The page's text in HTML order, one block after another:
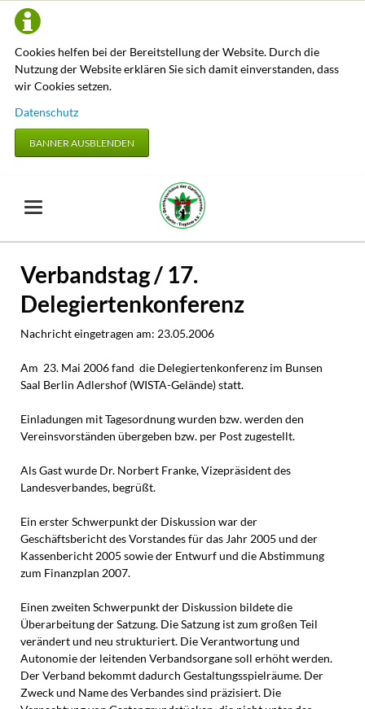
Cookies helfen bei der Bereitstellung der Website. Durch die
Nutzung der Website erklären Sie sich damit einverstanden, dass
wir Cookies setzen.
Datenschutz
BANNER AUSBLENDEN
Verbandstag / 17.
Delegiertenkonferenz
Nachricht eingetragen am: 23.05.2006
Am 23. Mai 2006 fand die Delegiertenkonferenz im Bunsen
Saal Berlin Adlershof (WISTA-Gelände) statt.
Einladungen mit Tagesordnung wurden bzw. werden den
Vereinsvorständen übergeben bzw. per Post zugestellt.
Als Gast wurde Dr. Norbert Franke, Vizepräsident des
Landesverbandes, begrüßt.
Ein erster Schwerpunkt der Diskussion war der
Geschäftsbericht des Vorstandes für das Jahr 2005 und der
Kassenbericht 2005 sowie der Entwurf und die Abstimmung
zum Finanzplan 2007.
Einen zweiten Schwerpunkt der Diskussion bildete die
Überarbeitung der Satzung. Die Satzung ist zum großen Teil
verändert und neu strukturiert. Die Verantwortung und
Autonomie der leitenden Verbandsorgane soll erhöht werden.
Der Verband bekommt dadurch Gestaltungsspielräume. Der
Zweck und Name des Verbandes sind präzisiert. Die